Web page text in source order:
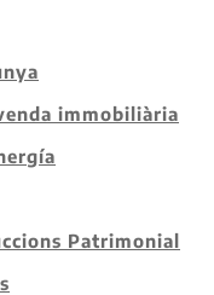
immobiliària
Patrimonial